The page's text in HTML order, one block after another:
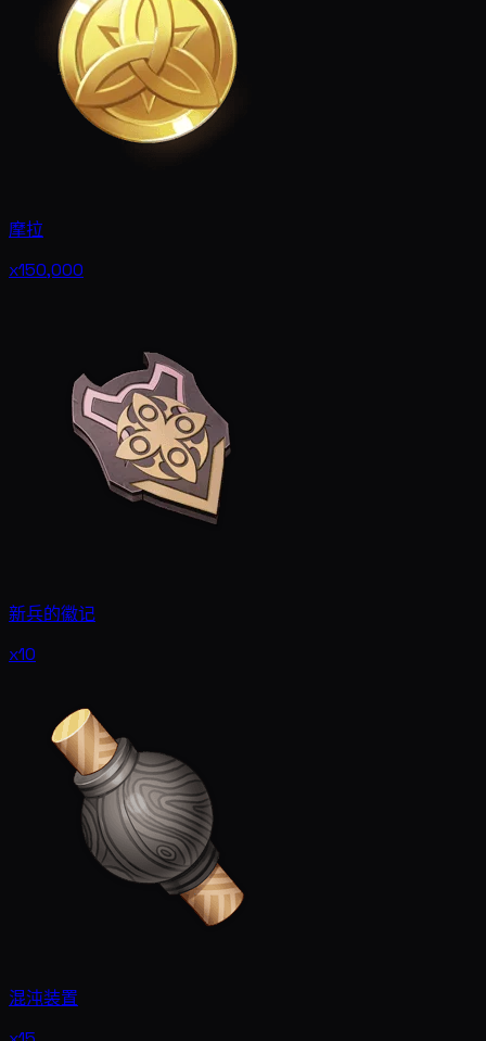
摩拉
x150,000
新兵的徽记
x10
混沌装置